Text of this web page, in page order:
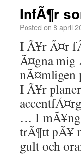
InfÃ¶r
Posted on 8 april
I Ã¥r Ã¤r
Ã¤gna mig
nÃ¤mligen
I Ã¥r
… I
trÃ¶tt pÃ¥
gult och